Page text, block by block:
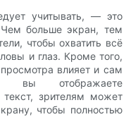
учитывать, — это
Чем больше экран, тем
чтобы охватить всё
и глаз. Кроме того,
влияет и сам
вы отображаете
зрителям может
чтобы полностью